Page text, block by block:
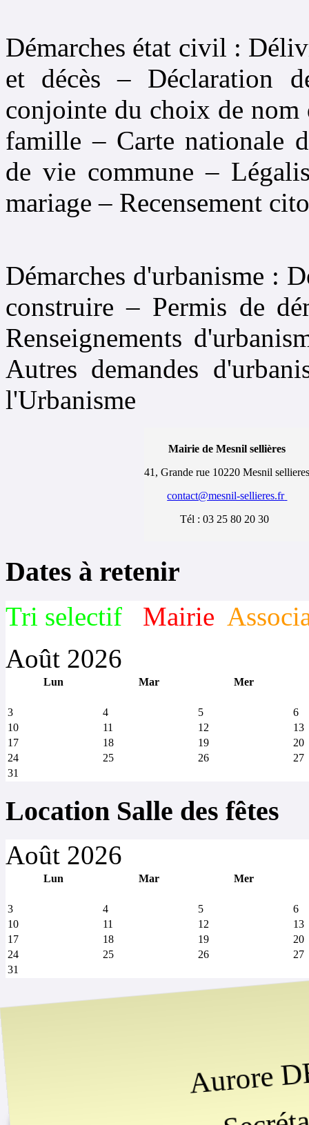
Démarches état civil :
et décès – Déclaration
conjointe du choix de
famille – Carte nationale
de vie commune –
mariage – Recensement
Démarches d'urbanisme :
construire – Permis de
Renseignements
Autres demandes
l'Urbanisme
Mairie de Mesnil sellières
41, Grande rue 10220 Mesnil
contact@mesnil-sellieres.fr
Tél : 03 25 80 20 30
Dates à retenir
Tri selectif Mairie
Août 2026
Lun Mar Mer
3 4 5
6
10
11 12
13
17
18 19
20
24
25 26
27
31
Location Salle des fêtes
Août 2026
Lun Mar Mer
3 4 5
6
10
11 12
13
17
18 19
20
24
25 26
27
31
Aurore